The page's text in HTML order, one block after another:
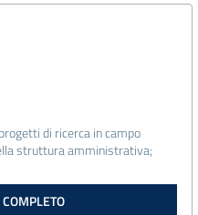
di ricerca in campo
struttura amministrativa;